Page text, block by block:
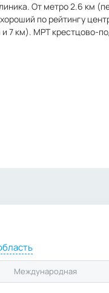
От метро 2.6 км
по рейтингу
7 км). МРТ крестцово-
Международная